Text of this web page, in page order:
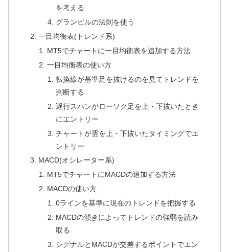
を考える
グランビルの法則を使う
一目均衡表(トレンド系)
MT5でチャートに一目均衡表を追加する方法
一目均衡表の使い方
転換線が基準足を抜けるのを見てトレンドを
判断する
遅行スパンがローソク足を上・下抜いたとき
にエントリー
チャートが雲を上・下抜いたタイミングでエ
ントリー
MACD(オシレーター系)
MT5でチャートにMACDの追加する方法
MACDの使い方
0ラインを基準に現在のトレンドを把握する
MACDの傾きによってトレンドの強弱を読み
取る
シグナルとMACDが交差するポイントでエン